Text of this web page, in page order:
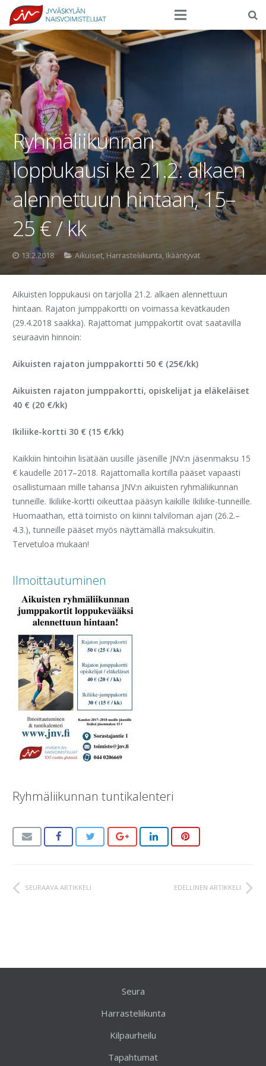
Seura
Harrasteliikunta
Kilpaurheilu
Tapahtumat
Ilmoittautuminen
Yhteystiedot
Ryhmäliikunnan
loppukausi ke 21.2. alkaen
alennettuun hintaan, 15–
25 € / kk
13.2.2018 Aikuiset, Harrasteliikunta, Ikääntyvät
Aikuisten loppukausi on tarjolla 21.2. alkaen alennettuun
hintaan. Rajaton jumppakortti on voimassa kevätkauden
(29.4.2018 saakka). Rajattomat jumppakortit ovat saatavilla
seuraavin hinnoin:
Aikuisten rajaton jumppakortti 50 € (25€/kk)
Aikuisten rajaton jumppakortti, opiskelijat ja eläkeläiset
40 € (20 €/kk)
Ikiliike-kortti 30 € (15 €/kk)
Kaikkiin hintoihin lisätään uusille jäsenille JNV:n jäsenmaksu 15
€ kaudelle 2017–2018. Rajattomalla kortilla pääset vapaasti
osallistumaan mille tahansa JNV:n aikuisten ryhmäliikunnan
tunneille. Ikiliike-kortti oikeuttaa pääsyn kaikille Ikiliike-tunneille.
Huomaathan, että toimisto on kiinni talviloman ajan (26.2.–
4.3.), tunneille pääset myös näyttämällä maksukuitin.
Tervetuloa mukaan!
Ilmoittautuminen
Ryhmäliikunnan tuntikalenteri
EDELLINEN ARTIKKELI
SEURAAVA ARTIKKELI
Seura
Harrasteliikunta
Kilpaurheilu
Tapahtumat